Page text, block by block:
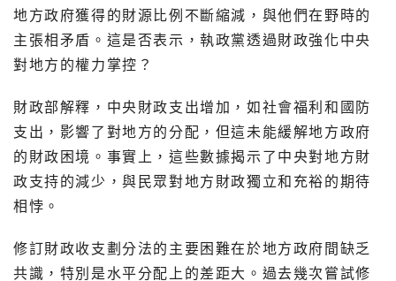
地方政府獲得的財源比例不斷縮減，與他們在野時的
主張相矛盾。這是否表示，執政黨透過財政強化中央
對地方的權力掌控？
財政部解釋，中央財政支出增加，如社會福利和國防
支出，影響了對地方的分配，但這未能緩解地方政府
的財政困境。事實上，這些數據揭示了中央對地方財
政支持的減少，與民眾對地方財政獨立和充裕的期待
相悖。
修訂財政收支劃分法的主要困難在於地方政府間缺乏
共識，特別是水平分配上的差距大。過去幾次嘗試修